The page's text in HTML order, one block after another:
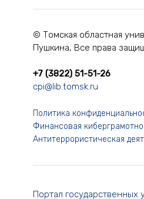
© Томская областная
Пушкина, Все права
+7 (3822) 51-51-26
cpi@lib.tomsk.ru
Политика
Финансовая
Антитеррористическая
Портал государственных